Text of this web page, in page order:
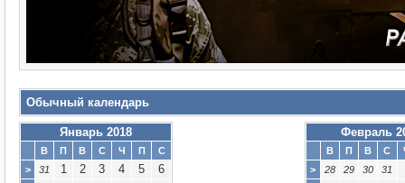
Обычный календарь
Январь 2018
В П В С Ч П
С
>
31 1 2 3 4 5 6
Февраль
В П В С
>
28 29 30 31